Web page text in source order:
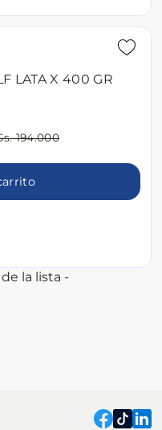
LATA X 400 GR
194.000
la lista -